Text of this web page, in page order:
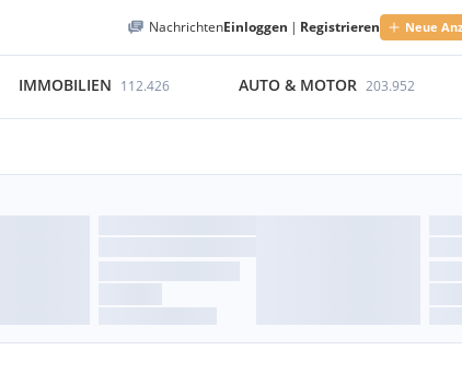
NachrichtenEinloggen | Registrieren Neue
IMMOBILIEN 112.426 AUTO & MOTOR 203.952